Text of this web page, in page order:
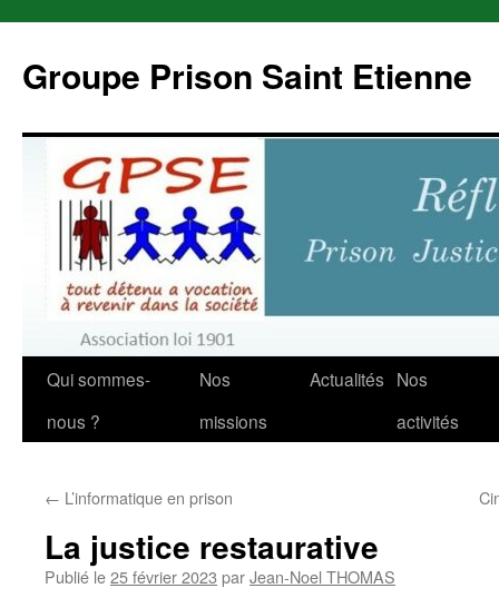
contenu
Groupe Prison Saint Etienne
Qui sommes-
nous ?
Nos
missions
Actualités Nos
activités
← L’informatique en prison
La justice restaurative
Publié le25 février 2023 parJean-Noel THOMAS